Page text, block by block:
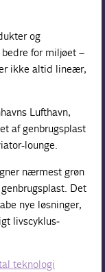
og
for miljøet –
ikke altid lineær,
Lufthavn,
af genbrugsplast
lounge.
nærmest grøn
Det
nye løsninger,
livscyklus­
teknologi